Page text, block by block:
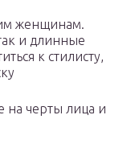
женщинам.
и длинные
к стилисту,
на черты лица и